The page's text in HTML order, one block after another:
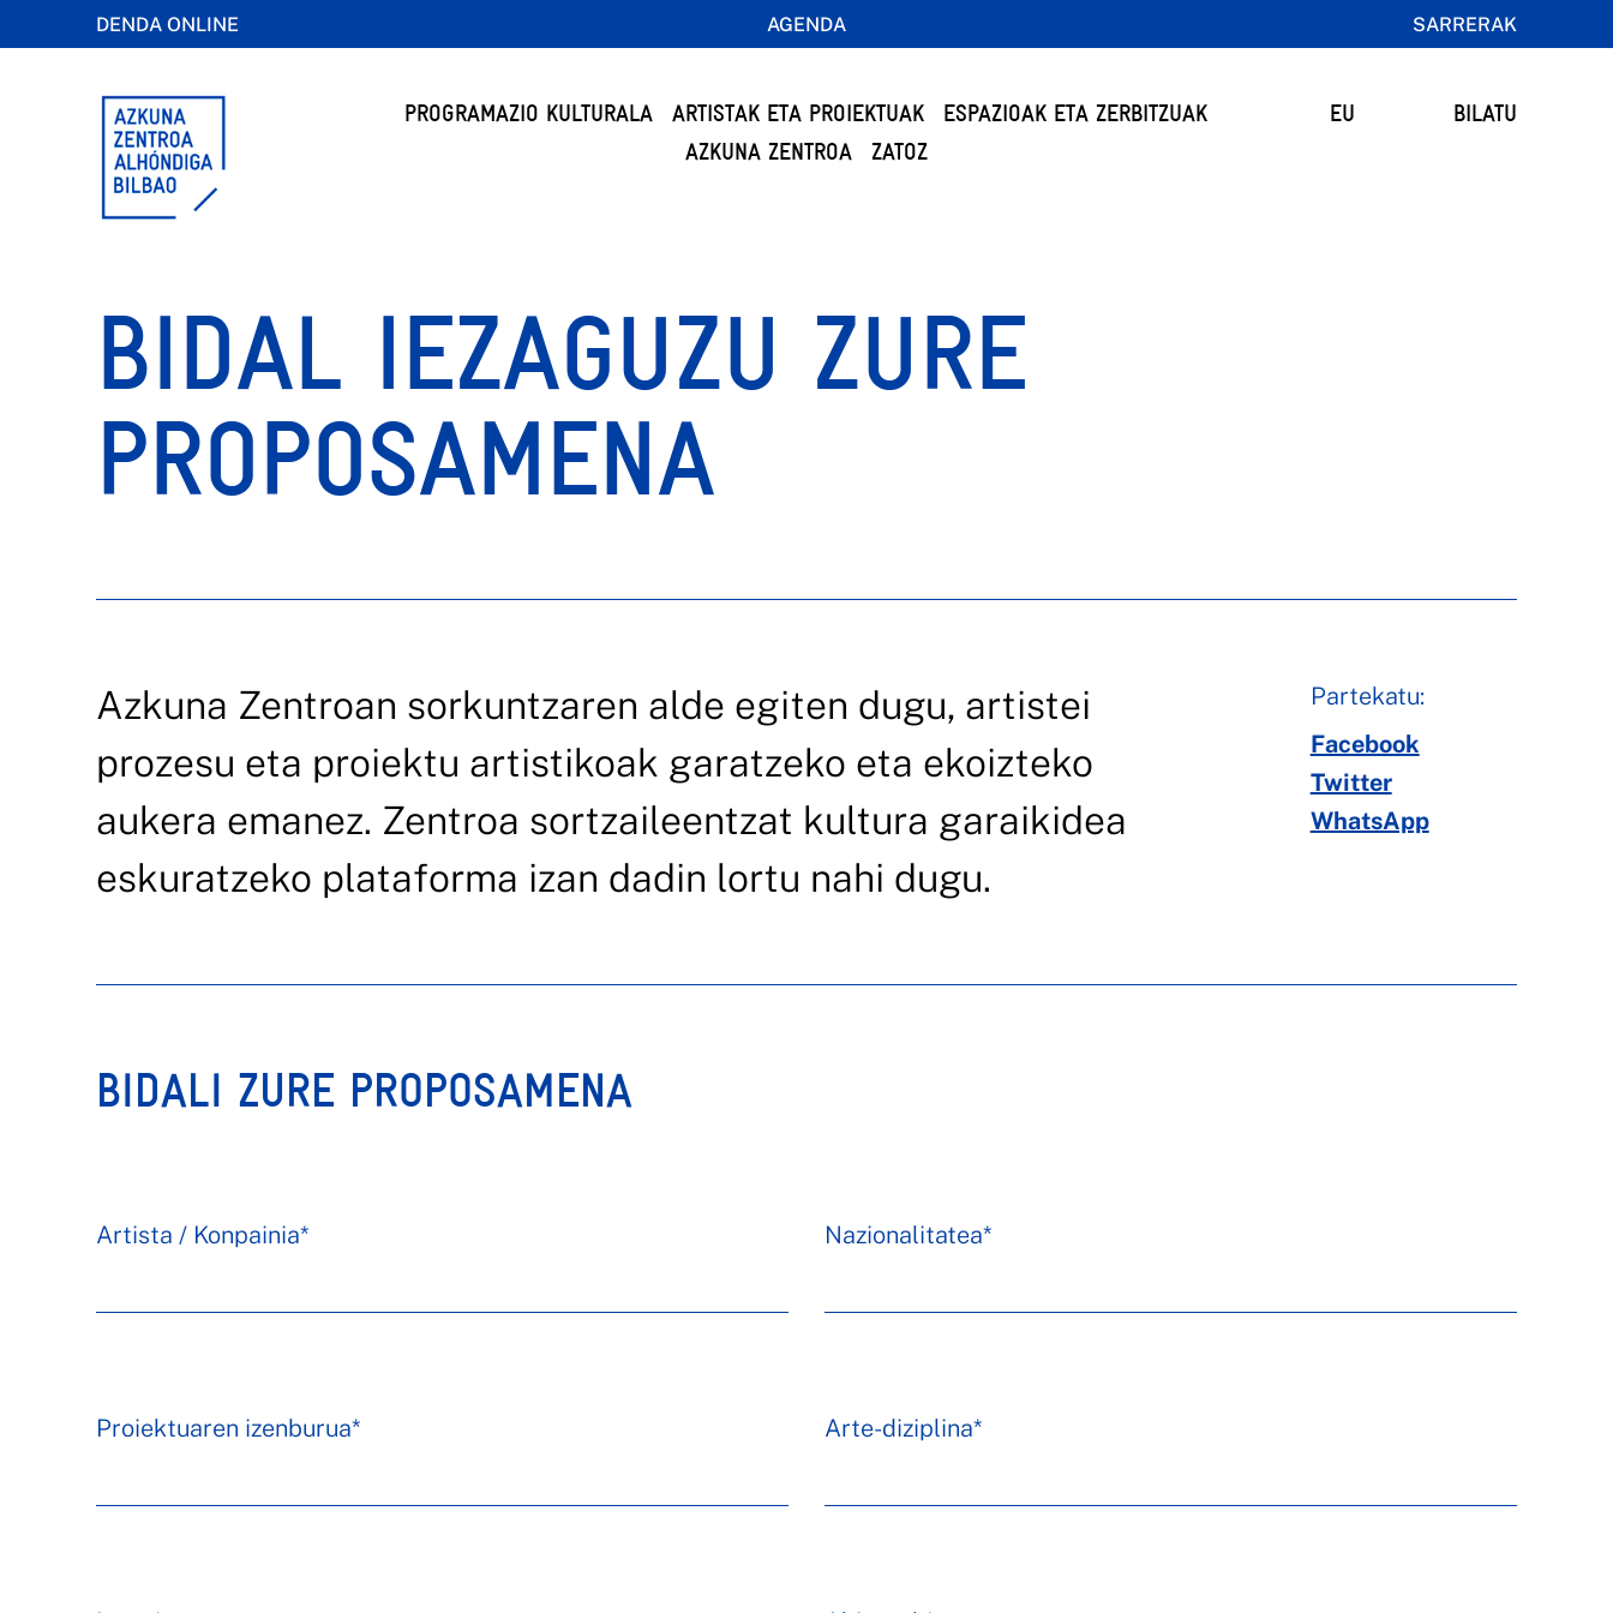
DENDA ONLINE AGENDA SARRERAK
PROGRAMAZIO KULTURALA ARTISTAK ETA PROIEKTUAK
ESPAZIOAK ETA ZERBITZUAK
AZKUNA ZENTROA
ZATOZ
EU BILATU
BIDAL IEZAGUZU ZURE
PROPOSAMENA
Azkuna Zentroan sorkuntzaren alde egiten dugu, artistei
prozesu eta proiektu artistikoak garatzeko eta ekoizteko
aukera emanez. Zentroa sortzaileentzat kultura garaikidea
eskuratzeko plataforma izan dadin lortu nahi dugu.
Partekatu:
Facebook
Twitter
WhatsApp
BIDALI ZURE PROPOSAMENA
Artista / Konpainia* Nazionalitatea*
Proiektuaren izenburua* Arte-diziplina*